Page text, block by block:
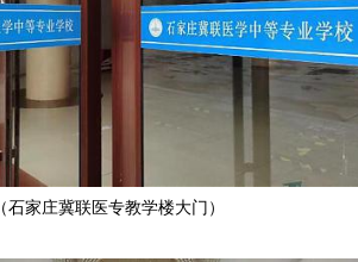
（石家庄冀联医专教学楼大门）